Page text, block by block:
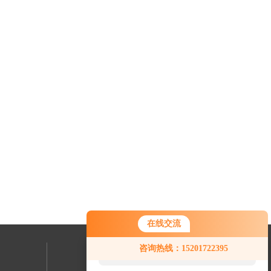
在线交流
咨询热线：15201722395
您好！欢迎前来咨询，很高兴为您
服务，请问您要咨询什么问题呢？